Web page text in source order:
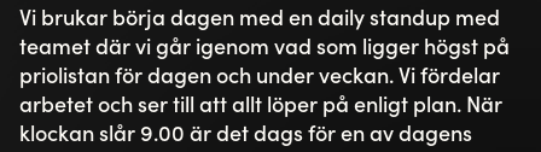
Vi brukar börja dagen med en daily standup med
teamet där vi går igenom vad som ligger högst på
priolistan för dagen och under veckan. Vi fördelar
arbetet och ser till att allt löper på enligt plan. När
klockan slår 9.00 är det dags för en av dagens